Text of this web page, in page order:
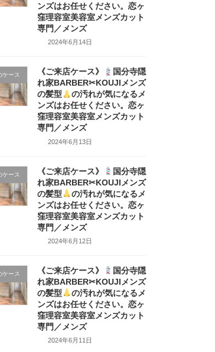
ンズはお任せください。恋ヶ
窪理容室美容室メンズカット
専門／メンズ
2024年6月14日
ケース 《ご来店ケース》
国分寺隠
れ家BARBER✂KOUJIメンズ
の髪型
の汚れが気になるメ
ンズはお任せください。恋ヶ
窪理容室美容室メンズカット
専門／メンズ
2024年6月13日
ケース 《ご来店ケース》
国分寺隠
れ家BARBER✂KOUJIメンズ
の髪型
の汚れが気になるメ
ンズはお任せください。恋ヶ
窪理容室美容室メンズカット
専門／メンズ
2024年6月12日
ケース 《ご来店ケース》
国分寺隠
れ家BARBER✂KOUJIメンズ
の髪型
の汚れが気になるメ
ンズはお任せください。恋ヶ
窪理容室美容室メンズカット
専門／メンズ
2024年6月11日